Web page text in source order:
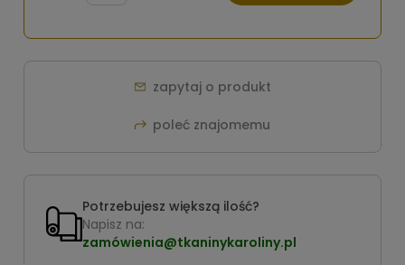
zapytaj o produkt
poleć znajomemu
Potrzebujesz większą ilość?
Napisz na:
zamówienia@tkaninykaroliny.pl